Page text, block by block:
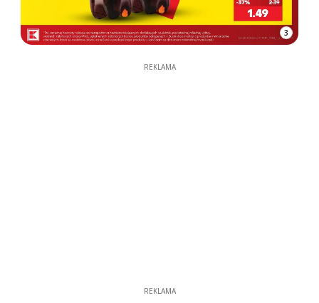
3
REKLAMA
REKLAMA